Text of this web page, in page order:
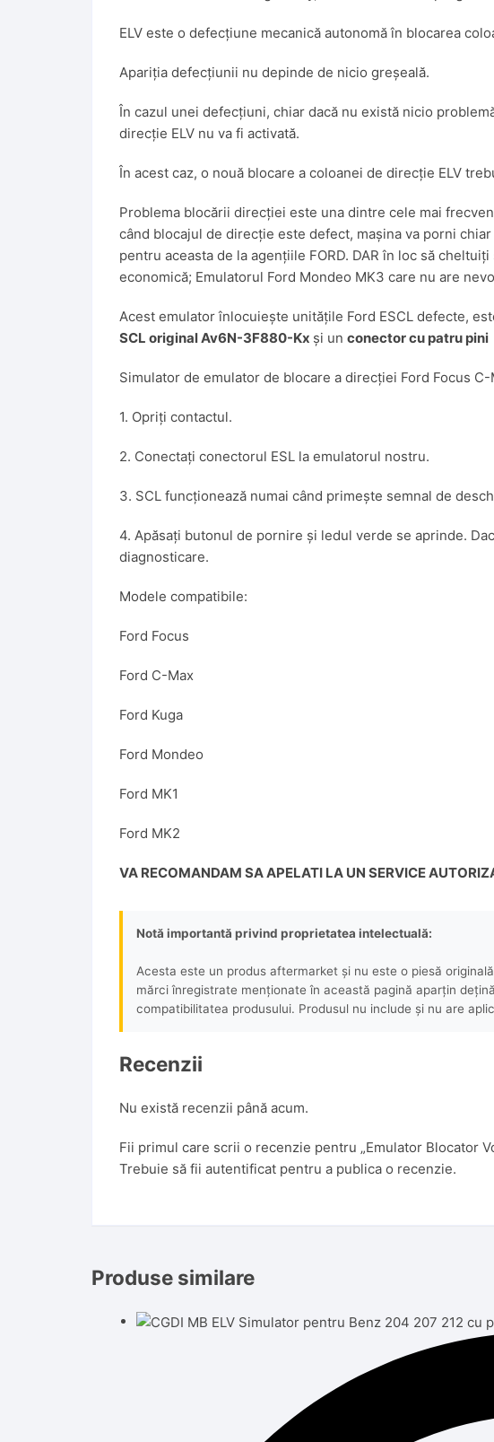
ELV este o defecțiune mecanică autonomă în blocarea
Apariția defecțiunii nu depinde de nicio greșeală.
În cazul unei defecțiuni, chiar dacă nu există nicio
direcție ELV nu va fi activată.
În acest caz, o nouă blocare a coloanei de direcție ELV
Problema blocării direcției este una dintre cele mai
când blocajul de direcție este defect, mașina va porni
pentru aceasta de la agențiile FORD. DAR în loc să
economică; Emulatorul Ford Mondeo MK3 care nu are
Acest emulator înlocuiește unitățile Ford ESCL defecte,
SCL original Av6N-3F880-Kx și un conector cu patru pini
Simulator de emulator de blocare a direcției Ford Focus
1. Opriți contactul.
2. Conectați conectorul ESL la emulatorul nostru.
3. SCL funcționează numai când primește semnal de
4. Apăsați butonul de pornire și ledul verde se aprinde.
diagnosticare.
Modele compatibile:
Ford Focus
Ford C-Max
Ford Kuga
Ford Mondeo
Ford MK1
Ford MK2
VA RECOMANDAM SA APELATI LA UN SERVICE
Notă importantă privind proprietatea intelectuală:
Acesta este un produs aftermarket și nu este o piesă
mărci înregistrate menționate în această pagină aparțin
compatibilitatea produsului. Produsul nu include și nu are
Recenzii
Nu există recenzii până acum.
Fii primul care scrii o recenzie pentru „Emulator Blocator
Trebuie să fii autentificat pentru a publica o recenzie.
Produse similare